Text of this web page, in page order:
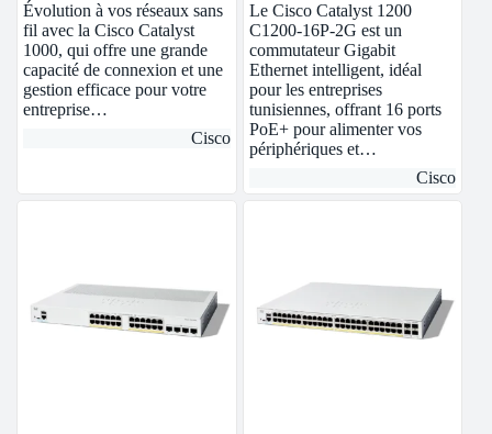
Évolution à vos réseaux sans
fil avec la Cisco Catalyst
1000, qui offre une grande
capacité de connexion et une
gestion efficace pour votre
entreprise…
Cisco
Le Cisco Catalyst 1200
C1200-16P-2G est un
commutateur Gigabit
Ethernet intelligent, idéal
pour les entreprises
tunisiennes, offrant 16 ports
PoE+ pour alimenter vos
périphériques et…
Cisco